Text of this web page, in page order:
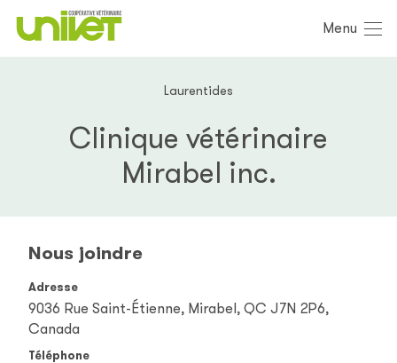
Menu
Laurentides
Clinique vétérinaire
Mirabel inc.
Nous joindre
Adresse
9036 Rue Saint-Étienne, Mirabel, QC J7N 2P6,
Canada
Téléphone